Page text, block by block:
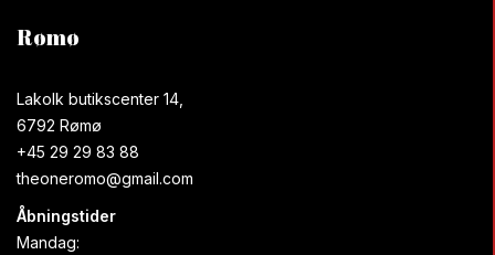
Rømø
Lakolk butikscenter 14,
6792 Rømø
+45 29 29 83 88
theoneromo@gmail.com
Åbningstider
Mandag: